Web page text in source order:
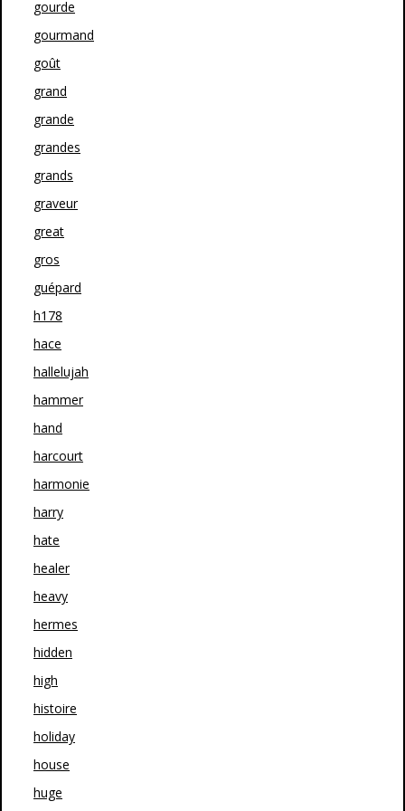
gourde
gourmand
goût
grand
grande
grandes
grands
graveur
great
gros
guépard
h178
hace
hallelujah
hammer
hand
harcourt
harmonie
harry
hate
healer
heavy
hermes
hidden
high
histoire
holiday
house
huge